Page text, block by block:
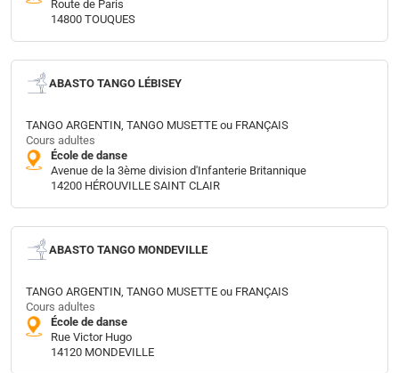
Route de Paris
14800 TOUQUES
ABASTO TANGO LÉBISEY
TANGO ARGENTIN, TANGO MUSETTE ou FRANÇAIS
Cours adultes
École de danse
Avenue de la 3ème division d'Infanterie Britannique
14200 HÉROUVILLE SAINT CLAIR
ABASTO TANGO MONDEVILLE
TANGO ARGENTIN, TANGO MUSETTE ou FRANÇAIS
Cours adultes
École de danse
Rue Victor Hugo
14120 MONDEVILLE